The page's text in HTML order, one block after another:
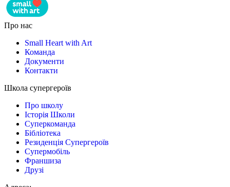
Про нас
Small Heart with Art
Команда
Документи
Контакти
Школа супергероїв
Про школу
Історія Школи
Суперкоманда
Бібліотека
Резиденція Супергероїв
Супермобіль
Франшиза
Друзі